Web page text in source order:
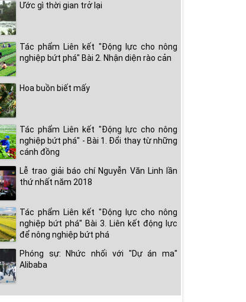
Ước gì thời gian trở lại
Tác phẩm Liên kết "Động lực cho nông
nghiệp bứt phá" Bài 2. Nhận diện rào cản
Hoa buồn biết mấy
Tác phẩm Liên kết "Động lực cho nông
nghiệp bứt phá" - Bài 1. Đổi thay từ những
cánh đồng
Lễ trao giải báo chí Nguyễn Văn Linh lần
thứ nhất năm 2018
Tác phẩm Liên kết "Động lực cho nông
nghiệp bứt phá" Bài 3. Liên kết động lực
để nông nghiệp bứt phá
Phóng sự: Nhức nhối với "Dự án ma"
Alibaba